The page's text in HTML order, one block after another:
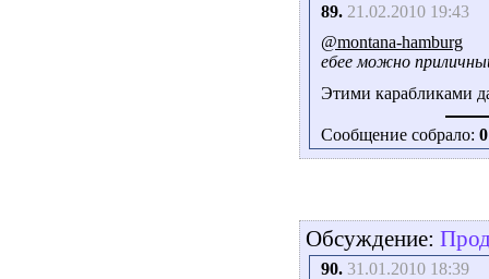
89. 21.02.2010 19:43
@montana-hamburg
ебее можно
Этими карабликами
Сообщение собрало: 0
Обсуждение:
90. 31.01.2010 18:39